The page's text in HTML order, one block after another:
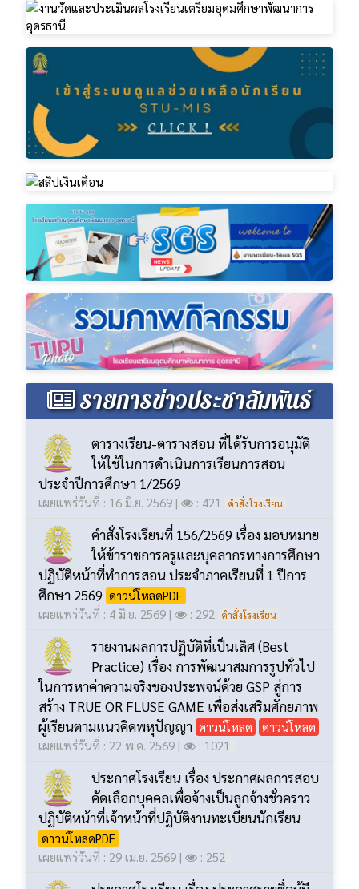
รายการข่าวประชาสัมพันธ์
ตารางเรียน-ตารางสอน ที่ได้รับการอนุมัติ
ให้ใช้ในการดำเนินการเรียนการสอน
ประจำปีการศึกษา 1/2569
เผยแพร่วันที่ : 16 มิ.ย. 2569 | : 421 คำสั่งโรงเรียน
คำสั่งโรงเรียนที่ 156/2569 เรื่อง มอบหมาย
ให้ข้าราชการครูและบุคลากรทางการศึกษา
ปฏิบัติหน้าที่ทำการสอน ประจำภาคเรียนที่ 1 ปีการ
ศึกษา 2569
ดาวน์โหลดPDF
เผยแพร่วันที่ : 4 มิ.ย. 2569 |
คำสั่งโรงเรียน
รายงานผลการปฏิบัติที่เป็นเลิศ (Best
Practice) เรื่อง การพัฒนาสมการรูปทั่วไป
ในการหาค่าความจริงของประพจน์ด้วย GSP สู่การ
สร้าง TRUE OR FLUSE GAME เพื่อส่งเสริมศักยภาพ
ผู้เรียนตามแนวคิดพหุปัญญา
ดาวน์โหลด
ดาวน์โหลด
เผยแพร่วันที่ : 22 พ.ค. 2569 |
ประกาศโรงเรียน เรื่อง ประกาศผลการสอบ
คัดเลือกบุคคลเพื่อจ้างเป็นลูกจ้างชั่วคราว
ปฏิบัติหน้าที่เจ้าหน้าที่ปฏิบัติงานทะเบียนนักเรียน